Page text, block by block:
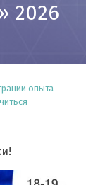
2026
опыта